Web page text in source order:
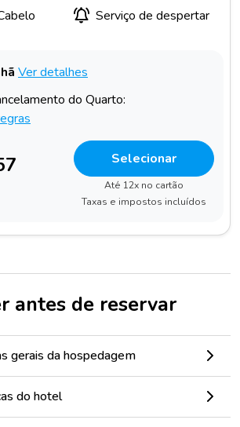
Serviço de despertar
Ver detalhes
do Quarto:
Selecionar
Até 12x no cartão
Taxas e impostos incluídos
antes de reservar
gerais da hospedagem
do hotel